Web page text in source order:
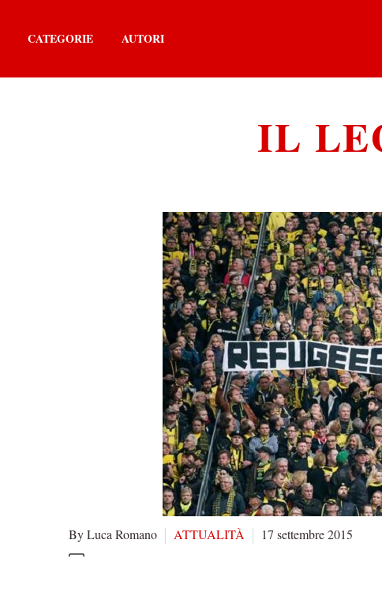
CATEGORIE AUTORI
IL
By Luca Romano ATTUALITÀ 17 settembre 2015